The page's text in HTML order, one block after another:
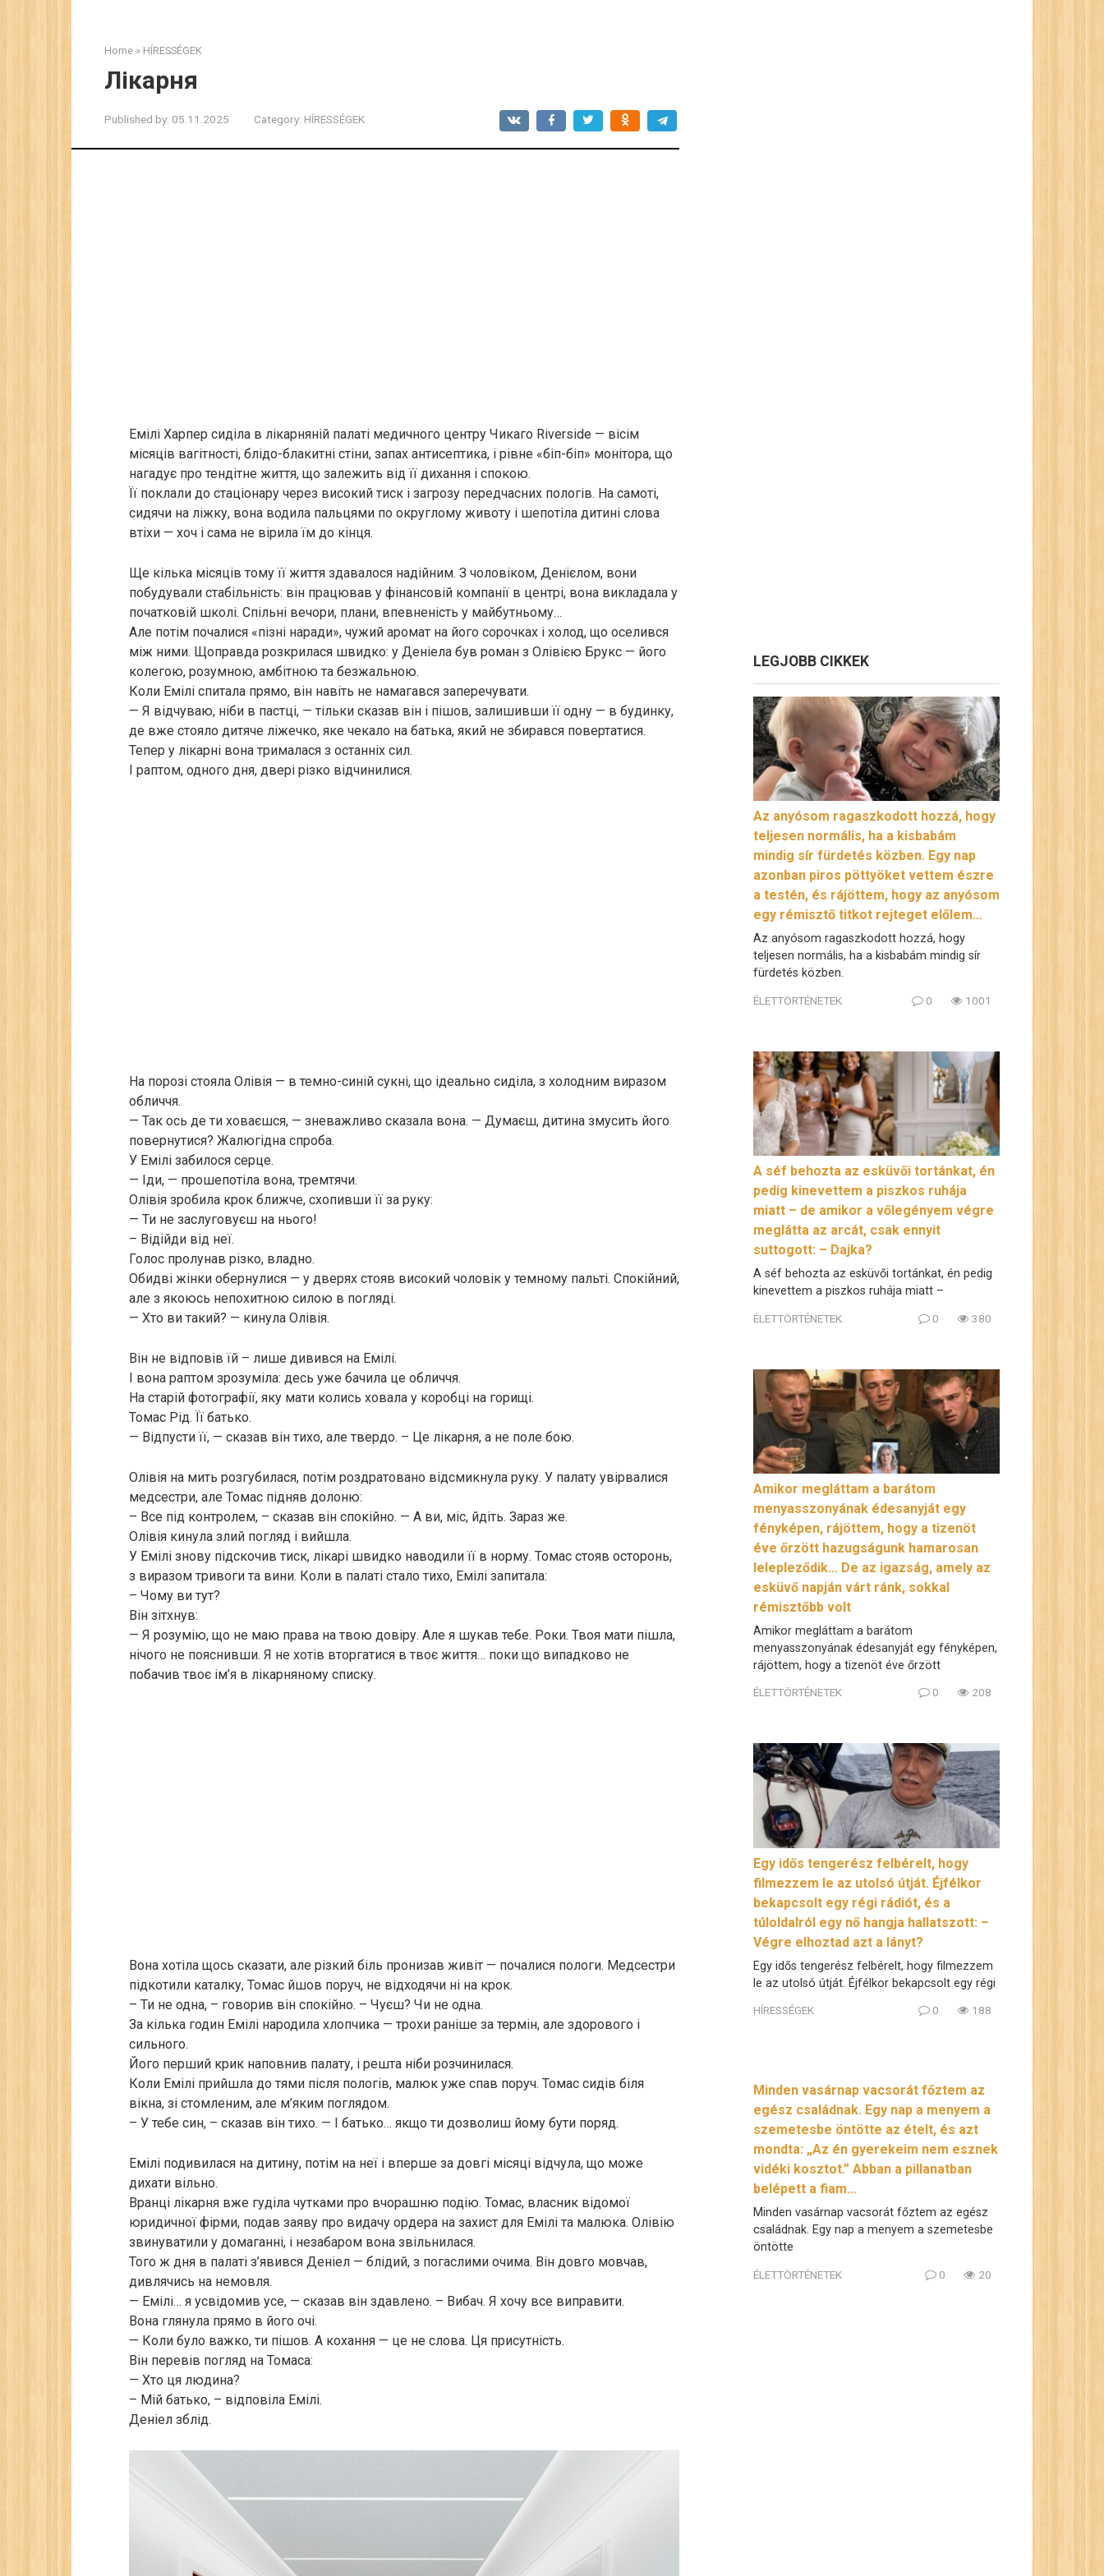
Home » HÍRESSÉGEK
Лікарня
Published by: 05.11.2025 Category: HÍRESSÉGEK
Емілі Харпер сиділа в лікарняній палаті медичного центру Чикаго Riverside — вісім
місяців вагітності, блідо-блакитні стіни, запах антисептика, і рівне «біп-біп» монітора, що
нагадує про тендітне життя, що залежить від її дихання і спокою.
Її поклали до стаціонару через високий тиск і загрозу передчасних пологів. На самоті,
сидячи на ліжку, вона водила пальцями по округлому животу і шепотіла дитині слова
втіхи — хоч і сама не вірила їм до кінця.
Ще кілька місяців тому її життя здавалося надійним. З чоловіком, Денієлом, вони
побудували стабільність: він працював у фінансовій компанії в центрі, вона викладала у
початковій школі. Спільні вечори, плани, впевненість у майбутньому…
Але потім почалися «пізні наради», чужий аромат на його сорочках і холод, що оселився
між ними. Щоправда розкрилася швидко: у Деніела був роман з Олівією Брукс — його
колегою, розумною, амбітною та безжальною.
Коли Емілі спитала прямо, він навіть не намагався заперечувати.
— Я відчуваю, ніби в пастці, — тільки сказав він і пішов, залишивши її одну — в будинку,
де вже стояло дитяче ліжечко, яке чекало на батька, який не збирався повертатися.
Тепер у лікарні вона трималася з останніх сил.
І раптом, одного дня, двері різко відчинилися.
На порозі стояла Олівія — в темно-синій сукні, що ідеально сиділа, з холодним виразом
обличчя.
— Так ось де ти ховаєшся, — зневажливо сказала вона. — Думаєш, дитина змусить його
повернутися? Жалюгідна спроба.
У Емілі забилося серце.
— Іди, — прошепотіла вона, тремтячи.
Олівія зробила крок ближче, схопивши її за руку:
— Ти не заслуговуєш на нього!
– Відійди від неї.
Голос пролунав різко, владно.
Обидві жінки обернулися — у дверях стояв високий чоловік у темному пальті. Спокійний,
але з якоюсь непохитною силою в погляді.
— Хто ви такий? — кинула Олівія.
Він не відповів їй – лише дивився на Емілі.
І вона раптом зрозуміла: десь уже бачила це обличчя.
На старій фотографії, яку мати колись ховала у коробці на горищі.
Томас Рід. Її батько.
— Відпусти її, — сказав він тихо, але твердо. – Це лікарня, а не поле бою.
Олівія на мить розгубилася, потім роздратовано відсмикнула руку. У палату увірвалися
медсестри, але Томас підняв долоню:
– Все під контролем, – сказав він спокійно. — А ви, міс, йдіть. Зараз же.
Олівія кинула злий погляд і вийшла.
У Емілі знову підскочив тиск, лікарі швидко наводили її в норму. Томас стояв осторонь,
з виразом тривоги та вини. Коли в палаті стало тихо, Емілі запитала:
– Чому ви тут?
Він зітхнув:
— Я розумію, що не маю права на твою довіру. Але я шукав тебе. Роки. Твоя мати пішла,
нічого не пояснивши. Я не хотів вторгатися в твоє життя… поки що випадково не
побачив твоє ім’я в лікарняному списку.
Вона хотіла щось сказати, але різкий біль пронизав живіт — почалися пологи. Медсестри
підкотили каталку, Томас йшов поруч, не відходячи ні на крок.
– Ти не одна, – говорив він спокійно. – Чуєш? Чи не одна.
За кілька годин Емілі народила хлопчика — трохи раніше за термін, але здорового і
сильного.
Його перший крик наповнив палату, і решта ніби розчинилася.
Коли Емілі прийшла до тями після пологів, малюк уже спав поруч. Томас сидів біля
вікна, зі стомленим, але м’яким поглядом.
– У тебе син, – сказав він тихо. — І батько… якщо ти дозволиш йому бути поряд.
Емілі подивилася на дитину, потім на неї і вперше за довгі місяці відчула, що може
дихати вільно.
Вранці лікарня вже гуділа чутками про вчорашню подію. Томас, власник відомої
юридичної фірми, подав заяву про видачу ордера на захист для Емілі та малюка. Олівію
звинуватили у домаганні, і незабаром вона звільнилася.
Того ж дня в палаті з’явився Деніел — блідий, з погаслими очима. Він довго мовчав,
дивлячись на немовля.
— Емілі… я усвідомив усе, — сказав він здавлено. – Вибач. Я хочу все виправити.
Вона глянула прямо в його очі.
— Коли було важко, ти пішов. А кохання — це не слова. Ця присутність.
Він перевів погляд на Томаса:
— Хто ця людина?
– Мій батько, – відповіла Емілі.
Деніел зблід.
LEGJOBB CIKKEK
Az anyósom ragaszkodott hozzá, hogy
teljesen normális, ha a kisbabám
mindig sír fürdetés közben. Egy nap
azonban piros pöttyöket vettem észre
a testén, és rájöttem, hogy az anyósom
egy rémisztő titkot rejteget előlem…
Az anyósom ragaszkodott hozzá, hogy
teljesen normális, ha a kisbabám mindig sír
fürdetés közben.
ÉLETTÖRTÉNETEK 0 1001
A séf behozta az esküvői tortánkat, én
pedig kinevettem a piszkos ruhája
miatt – de amikor a vőlegényem végre
meglátta az arcát, csak ennyit
suttogott: – Dajka?
A séf behozta az esküvői tortánkat, én pedig
kinevettem a piszkos ruhája miatt –
ÉLETTÖRTÉNETEK 0 380
Amikor megláttam a barátom
menyasszonyának édesanyját egy
fényképen, rájöttem, hogy a tizenöt
éve őrzött hazugságunk hamarosan
lelepleződik… De az igazság, amely az
esküvő napján várt ránk, sokkal
rémisztőbb volt
Amikor megláttam a barátom
menyasszonyának édesanyját egy fényképen,
rájöttem, hogy a tizenöt éve őrzött
ÉLETTÖRTÉNETEK 0 208
Egy idős tengerész felbérelt, hogy
filmezzem le az utolsó útját. Éjfélkor
bekapcsolt egy régi rádiót, és a
túloldalról egy nő hangja hallatszott: –
Végre elhoztad azt a lányt?
Egy idős tengerész felbérelt, hogy filmezzem
le az utolsó útját. Éjfélkor bekapcsolt egy régi
HÍRESSÉGEK 0 188
Minden vasárnap vacsorát főztem az
egész családnak. Egy nap a menyem a
szemetesbe öntötte az ételt, és azt
mondta: „Az én gyerekeim nem esznek
vidéki kosztot.” Abban a pillanatban
belépett a fiam…
Minden vasárnap vacsorát főztem az egész
családnak. Egy nap a menyem a szemetesbe
öntötte
ÉLETTÖRTÉNETEK 0 20